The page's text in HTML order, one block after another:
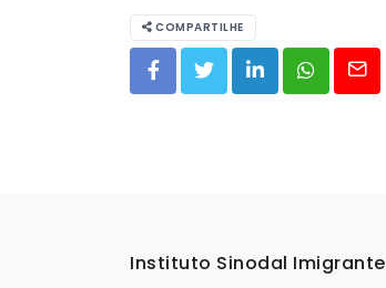
COMPARTILHE
Instituto Sinodal Imigrante